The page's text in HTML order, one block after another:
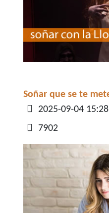
Soñar que se te
Detalles
2025-09-04
7902